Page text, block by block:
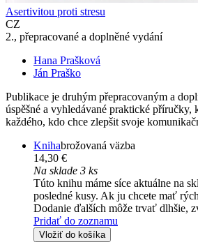
Asertivitou proti stresu
CZ
2., přepracované a doplněné vydání
Hana Prašková
Ján Praško
Publikace je druhým přepracovaným a
úspěšné a vyhledávané praktické příručky,
každého, kdo chce zlepšit svoje
Knihabrožovaná väzba
14,30 €
Na sklade 3 ks
Túto knihu máme síce aktuálne na
posledné kusy. Ak ju chcete mať
Dodanie ďalších môže trvať dlhšie,
Pridať do zoznamu
Vložiť do košíka